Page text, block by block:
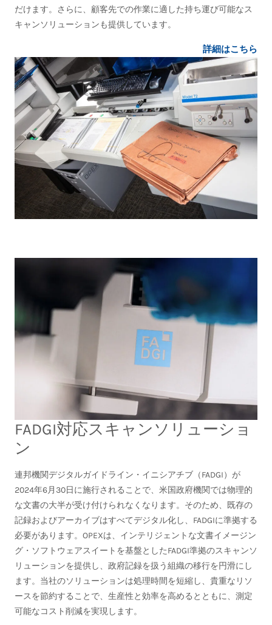
だけます。さらに、顧客先での作業に適した持ち運び可能なス
キャンソリューションも提供しています。
詳細はこちら
FADGI対応スキャンソリューショ
ン
連邦機関デジタルガイドライン・イニシアチブ（FADGI）が
2024年6月30日に施行されることで、米国政府機関では物理的
な文書の大半が受け付けられなくなります。そのため、既存の
記録およびアーカイブはすべてデジタル化し、FADGIに準拠する
必要があります。OPEXは、インテリジェントな文書イメージン
グ・ソフトウェアスイートを基盤としたFADGI準拠のスキャンソ
リューションを提供し、政府記録を扱う組織の移行を円滑にし
ます。当社のソリューションは処理時間を短縮し、貴重なリソ
ースを節約することで、生産性と効率を高めるとともに、測定
可能なコスト削減を実現します。